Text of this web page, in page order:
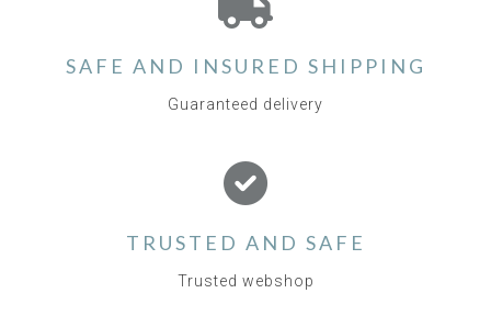
SAFE AND INSURED SHIPPING
Guaranteed delivery
TRUSTED AND SAFE
Trusted webshop